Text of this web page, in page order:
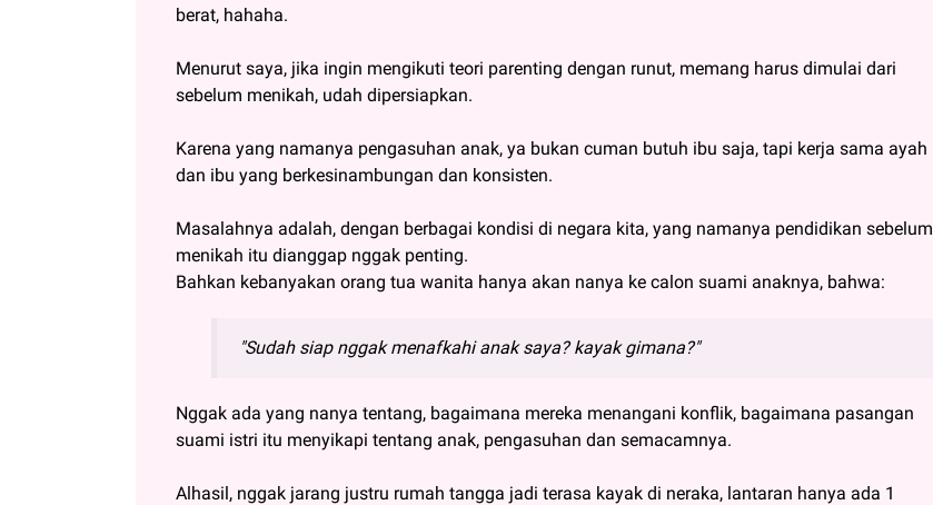
berat, hahaha.
Menurut saya, jika ingin mengikuti teori parenting dengan runut, memang harus dimulai dari
sebelum menikah, udah dipersiapkan.
Karena yang namanya pengasuhan anak, ya bukan cuman butuh ibu saja, tapi kerja sama ayah
dan ibu yang berkesinambungan dan konsisten.
Masalahnya adalah, dengan berbagai kondisi di negara kita, yang namanya pendidikan sebelum
menikah itu dianggap nggak penting.
Bahkan kebanyakan orang tua wanita hanya akan nanya ke calon suami anaknya, bahwa:
"Sudah siap nggak menafkahi anak saya? kayak gimana?"
Nggak ada yang nanya tentang, bagaimana mereka menangani konflik, bagaimana pasangan
suami istri itu menyikapi tentang anak, pengasuhan dan semacamnya.
Alhasil, nggak jarang justru rumah tangga jadi terasa kayak di neraka, lantaran hanya ada 1